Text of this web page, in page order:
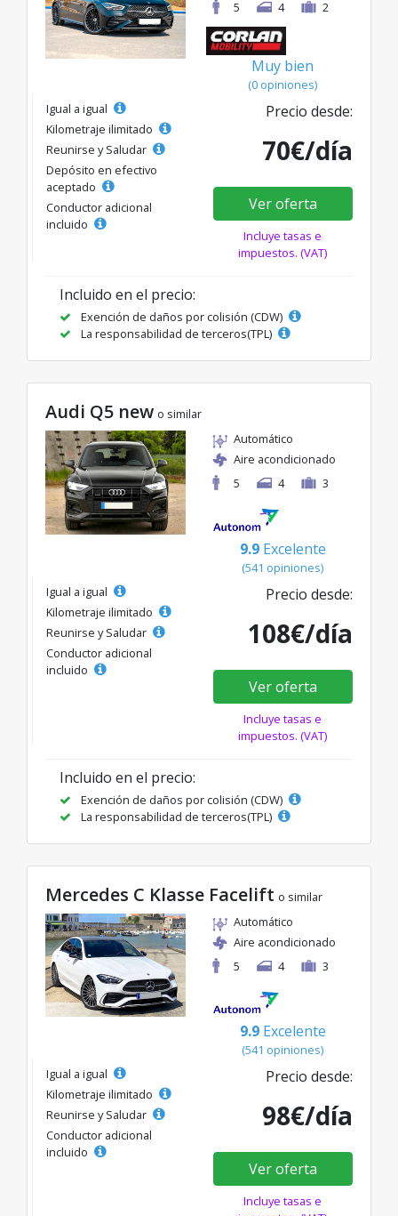
5 4 2
Muy bien
(0 opiniones)
Igual a igual
Kilometraje ilimitado
Reunirse y Saludar
Depósito en efectivo
aceptado
Conductor adicional
incluido
Precio desde:
70€/día
Ver oferta
Incluye tasas e
impuestos. (VAT)
Incluido en el precio:
Exención de daños por colisión (CDW)
La responsabilidad de terceros(TPL)
Audi Q5 new o similar
Automático
Aire acondicionado
5
4 3
9.9 Excelente
(541 opiniones)
Igual a igual
Kilometraje ilimitado
Reunirse y Saludar
Conductor adicional
incluido
Precio desde:
108€/día
Ver oferta
Incluye tasas e
impuestos. (VAT)
Incluido en el precio:
Exención de daños por colisión (CDW)
La responsabilidad de terceros(TPL)
Mercedes C Klasse Facelift o similar
Automático
Aire acondicionado
5
4 3
9.9 Excelente
(541 opiniones)
Igual a igual
Kilometraje ilimitado
Reunirse y Saludar
Conductor adicional
incluido
Precio desde:
98€/día
Ver oferta
Incluye tasas e